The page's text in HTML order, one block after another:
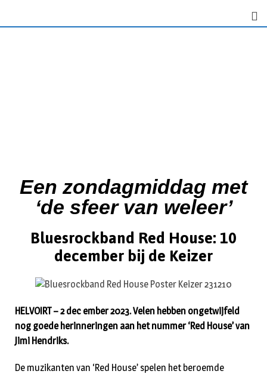
Een zondagmiddag met
‘de sfeer van weleer’
Bluesrockband Red House: 10
december bij de Keizer
HELVOIRT – 2 dec ember 2023. Velen hebben ongetwijfeld
nog goede herinneringen aan het nummer ‘Red House’ van
Jimi Hendriks.
De muzikanten van ‘Red House’ spelen het beroemde